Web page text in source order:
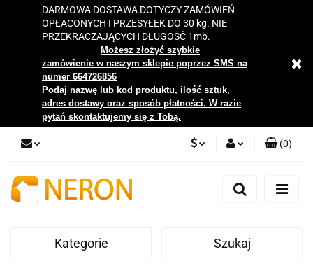
DARMOWA DOSTAWA DOTYCZY ZAMÓWIEŃ
OPŁACONYCH I PRZESYŁEK DO 30 kg. NIE
PRZEKRACZAJĄCYCH DŁUGOŚĆ 1mb.
Możesz złożyć szybkie
zamówienie w naszym sklepie poprzez SMS na
numer 664726856
Podaj nazwę lub kod produktu, ilość sztuk,
adres dostawy oraz sposób płatności. W razie
pytań skontaktujemy się z Tobą.
Zaloguj się
Zgody cookies
(0)
Kategorie Szukaj